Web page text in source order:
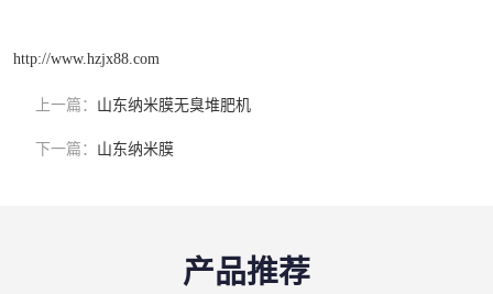
http://www.hzjx88.com
上一篇： 山东纳米膜无臭堆肥机
下一篇： 山东纳米膜
产品推荐